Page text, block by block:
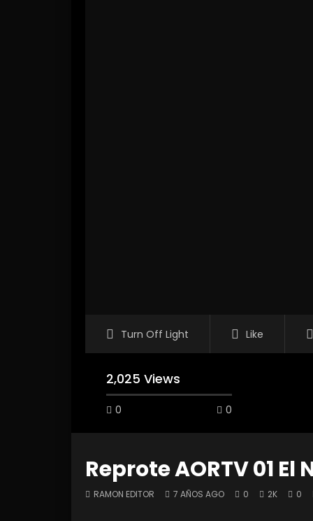
Turn Off Light Like
2,025 Views
0 0
Reprote AORTV 01 El
RAMON EDITOR 7 AÑOS AGO 0 2K 0